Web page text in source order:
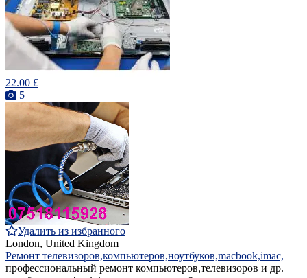
22.00 £
5
Удалить из избранного
London, United Kingdom
Ремонт телевизоров,компьютеров,ноутбуков,macbook,imac,
профессиональный ремонт компьютеров,телевизоров и др.